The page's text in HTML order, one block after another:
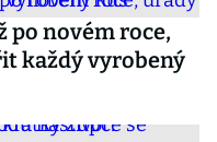
po novém roce,
každý vyrobený